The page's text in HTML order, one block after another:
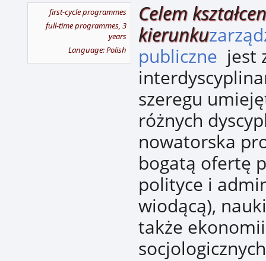
first-cycle programmes
full-time programmes, 3
years
Language: Polish
Celem
kierunku
publiczne jest
szeregu
różnych
nowatorska
bogatą ofertę
polityce i
wiodącą),
także